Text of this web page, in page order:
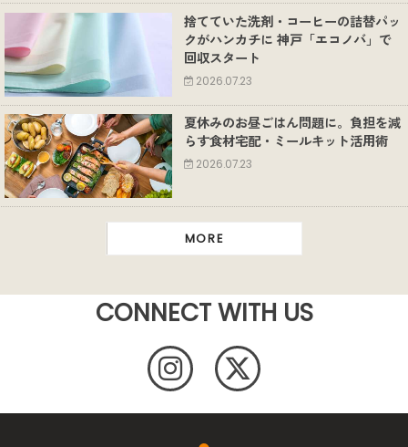
捨てていた洗剤・コーヒーの詰替パッ
クがハンカチに 神戸「エコノバ」で
回収スタート
2026.07.23
夏休みのお昼ごはん問題に。負担を減
らす食材宅配・ミールキット活用術
2026.07.23
MORE
CONNECT WITH US